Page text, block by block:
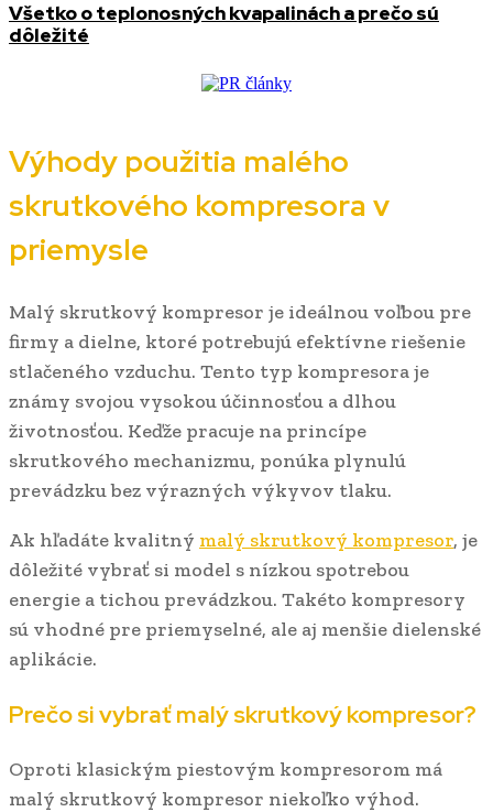
Všetko o teplonosných kvapalinách a prečo sú
dôležité
Výhody použitia malého
skrutkového kompresora v
priemysle
Malý skrutkový kompresor je ideálnou voľbou pre
firmy a dielne, ktoré potrebujú efektívne riešenie
stlačeného vzduchu. Tento typ kompresora je
známy svojou vysokou účinnosťou a dlhou
životnosťou. Keďže pracuje na princípe
skrutkového mechanizmu, ponúka plynulú
prevádzku bez výrazných výkyvov tlaku.
Ak hľadáte kvalitný malý skrutkový kompresor, je
dôležité vybrať si model s nízkou spotrebou
energie a tichou prevádzkou. Takéto kompresory
sú vhodné pre priemyselné, ale aj menšie dielenské
aplikácie.
Prečo si vybrať malý skrutkový kompresor?
Oproti klasickým piestovým kompresorom má
malý skrutkový kompresor niekoľko výhod.